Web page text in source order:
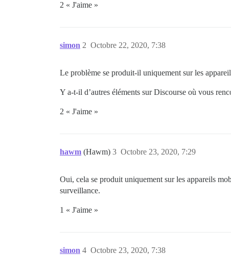
2 « J'aime »
simon Octobre 22, 2020, 7:38
2
Le problème se produit-il uniquement sur les
Y a-t-il d’autres éléments sur Discourse où vous
2 « J'aime »
hawm (Hawm) Octobre 23, 2020, 7:29
3
Oui, cela se produit uniquement sur les appareils
surveillance.
1 « J'aime »
simon Octobre 23, 2020, 7:38
4